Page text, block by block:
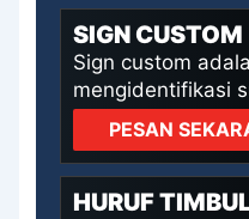
SIGN CUSTOM
Sign custom
mengidentifikasi
PESAN
HURUF